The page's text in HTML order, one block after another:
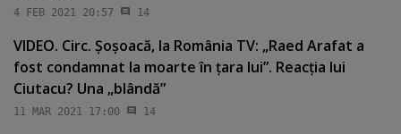
4 FEB 2021 20:57 14
VIDEO. Circ. Şoşoacă, la România TV: „Raed Arafat a
fost condamnat la moarte în ţara lui”. Reacţia lui
Ciutacu? Una „blândă”
11 MAR 2021 17:00 14